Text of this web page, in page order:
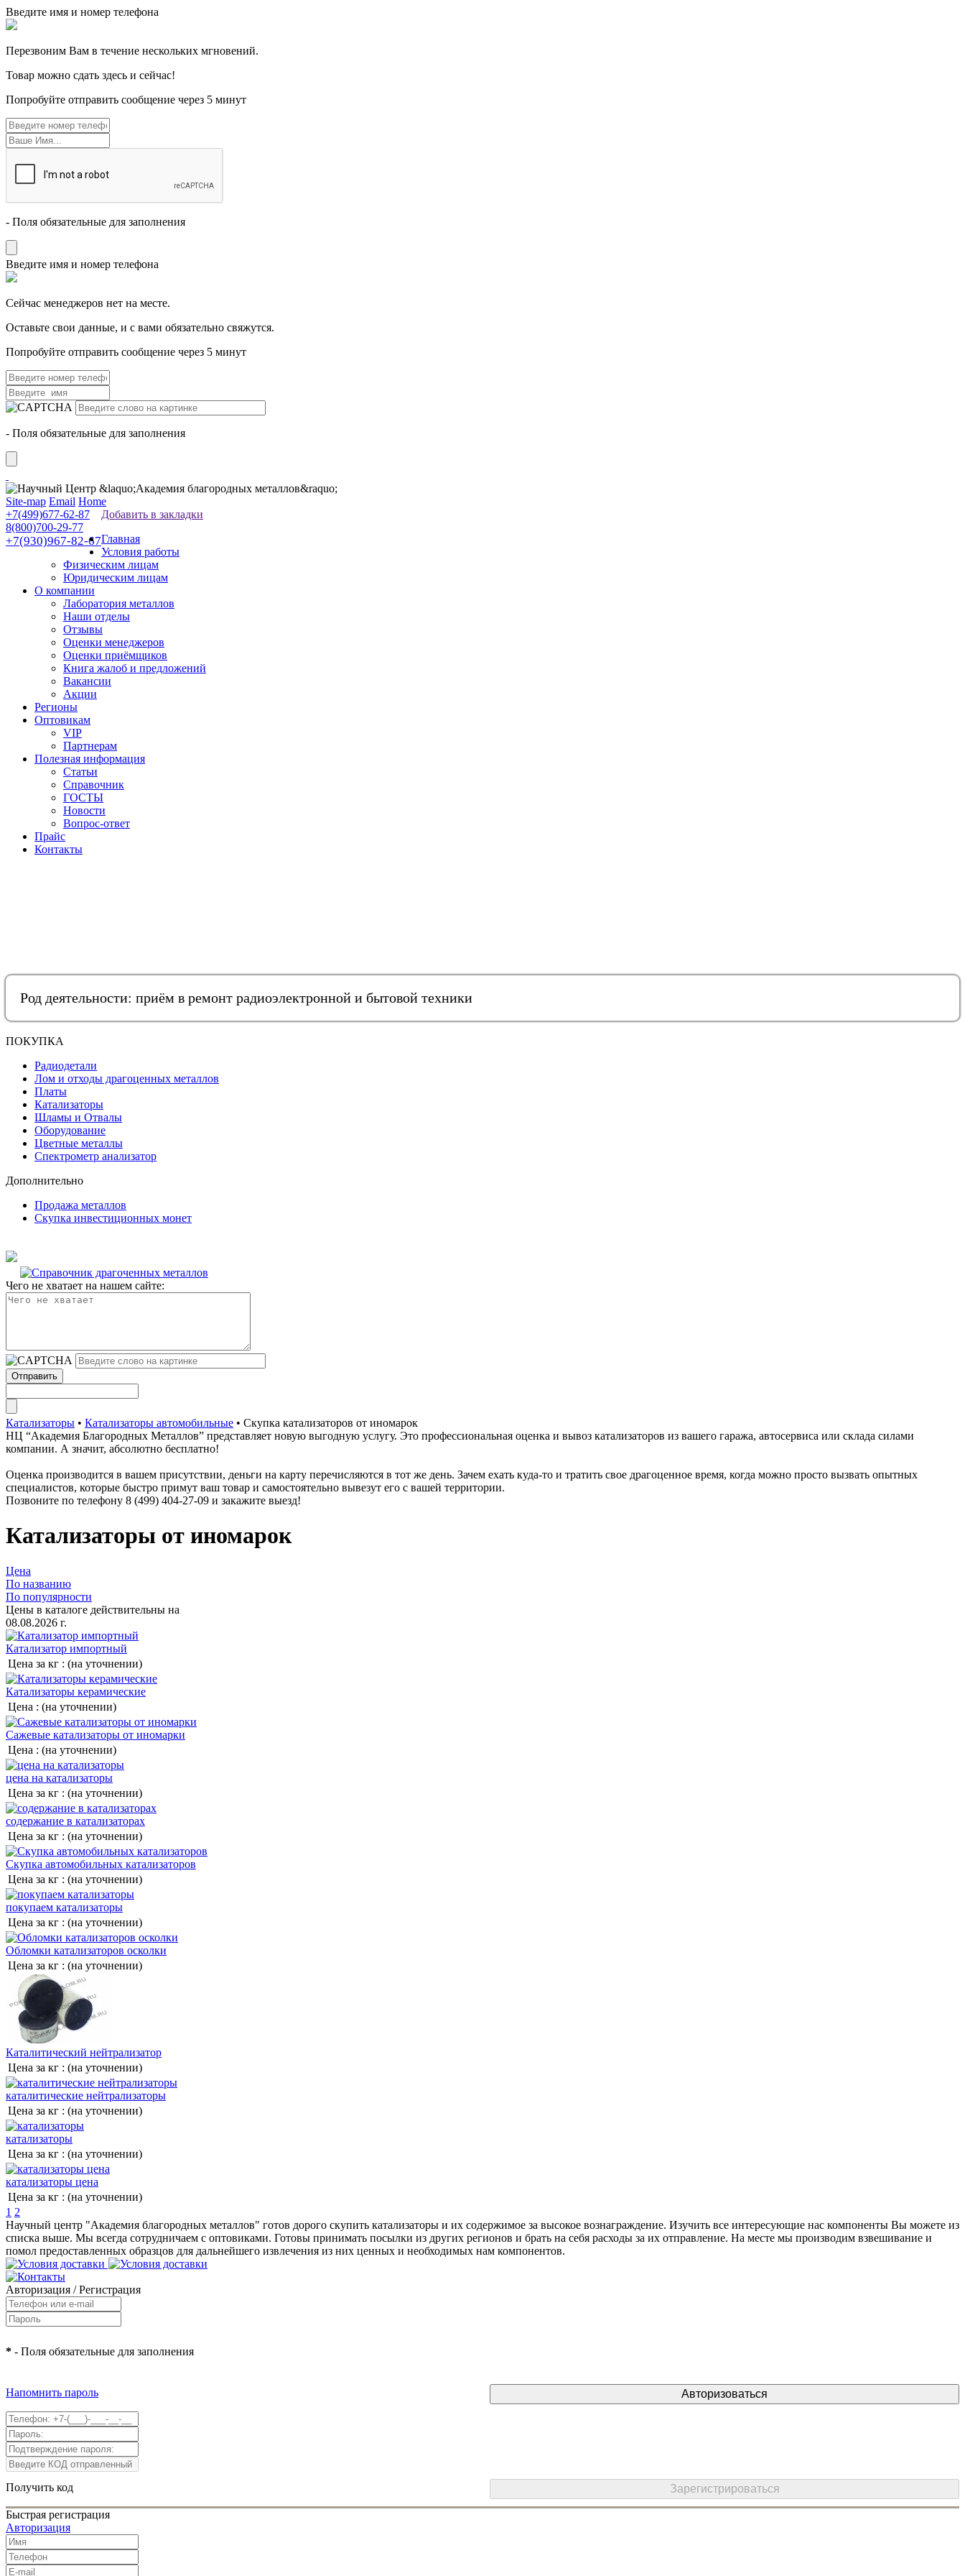
Введите имя и номер телефона
Перезвоним Вам в течение нескольких мгновений.
Товар можно сдать здесь и сейчас!
Попробуйте отправить сообщение через 5 минут
- Поля обязательные для заполнения
Введите имя и номер телефона
Cейчас менеджеров нет на месте.
Оставьте свои данные, и с вами обязательно свяжутся.
Попробуйте отправить сообщение через 5 минут
- Поля обязательные для заполнения
Site-map Email Home
+7(499)677-62-87
8(800)700-29-77
+7(930)967-82-67
Добавить в закладки
Главная
Условия работы
Физическим лицам
Юридическим лицам
О компании
Лаборатория металлов
Наши отделы
Отзывы
Оценки менеджеров
Оценки приёмщиков
Книга жалоб и предложений
Вакансии
Акции
Регионы
Оптовикам
VIP
Партнерам
Полезная информация
Статьи
Справочник
ГОСТЫ
Новости
Вопрос-ответ
Прайс
Контакты
Род деятельности: приём в ремонт радиоэлектронной и бытовой техники
ПОКУПКА
Радиодетали
Лом и отходы драгоценных металлов
Платы
Катализаторы
Шламы и Отвалы
Оборудование
Цветные металлы
Спектрометр анализатор
Дополнительно
Продажа металлов
Скупка инвестиционных монет
Чего не хватает на нашем сайте:
Катализаторы • Катализаторы автомобильные • Скупка катализаторов от иномарок
НЦ “Академия Благородных Металлов” представляет новую выгодную услугу. Это профессиональная оценка и вывоз катализаторов из вашего гаража, автосервиса или склада силами
компании. А значит, абсолютно бесплатно!
Оценка производится в вашем присутствии, деньги на карту перечисляются в тот же день. Зачем ехать куда-то и тратить свое драгоценное время, когда можно просто вызвать опытных
специалистов, которые быстро примут ваш товар и самостоятельно вывезут его с вашей территории.
Позвоните по телефону 8 (499) 404-27-09 и закажите выезд!
Катализаторы от иномарок
Цена
По названию
По популярности
Цены в каталоге действительны на
08.08.2026 г.
Катализатор импортный
Цена за кг : (на уточнении)
Катализаторы керамические
Цена : (на уточнении)
Сажевые катализаторы от иномарки
Цена : (на уточнении)
цена на катализаторы
Цена за кг : (на уточнении)
содержание в катализаторах
Цена за кг : (на уточнении)
Скупка автомобильных катализаторов
Цена за кг : (на уточнении)
покупаем катализаторы
Цена за кг : (на уточнении)
Обломки катализаторов осколки
Цена за кг : (на уточнении)
Каталитический нейтрализатор
Цена за кг : (на уточнении)
каталитические нейтрализаторы
Цена за кг : (на уточнении)
катализаторы
Цена за кг : (на уточнении)
катализаторы цена
Цена за кг : (на уточнении)
1 2
Научный центр "Академия благородных металлов" готов дорого скупить катализаторы и их содержимое за высокое вознаграждение. Изучить все интересующие нас компоненты Вы можете из
списка выше. Мы всегда сотрудничаем с оптовиками. Готовы принимать посылки из других регионов и брать на себя расходы за их отправление. На месте мы производим взвешивание и
помол предоставленных образцов для дальнейшего извлечения из них ценных и необходимых нам компонентов.
Авторизация /Регистрация
* - Поля обязательные для заполнения
Напомнить пароль
Получить код
Быстрая регистрация
Авторизация